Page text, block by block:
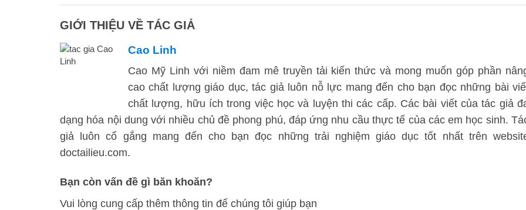
GIỚI THIỆU VỀ TÁC GIẢ
Cao Linh
Cao Mỹ Linh với niềm đam mê truyền tải kiến thức và mong muốn góp phần
cao chất lượng giáo dục, tác giả luôn nỗ lực mang đến cho bạn đọc những bài
chất lượng, hữu ích trong việc học và luyện thi các cấp. Các bài viết của tác giả
dạng hóa nội dung với nhiều chủ đề phong phú, đáp ứng nhu cầu thực tế của các em học sinh.
giả luôn cố gắng mang đến cho bạn đọc những trải nghiệm giáo dục tốt nhất trên
doctailieu.com.
Bạn còn vấn đề gì băn khoăn?
Vui lòng cung cấp thêm thông tin để chúng tôi giúp bạn